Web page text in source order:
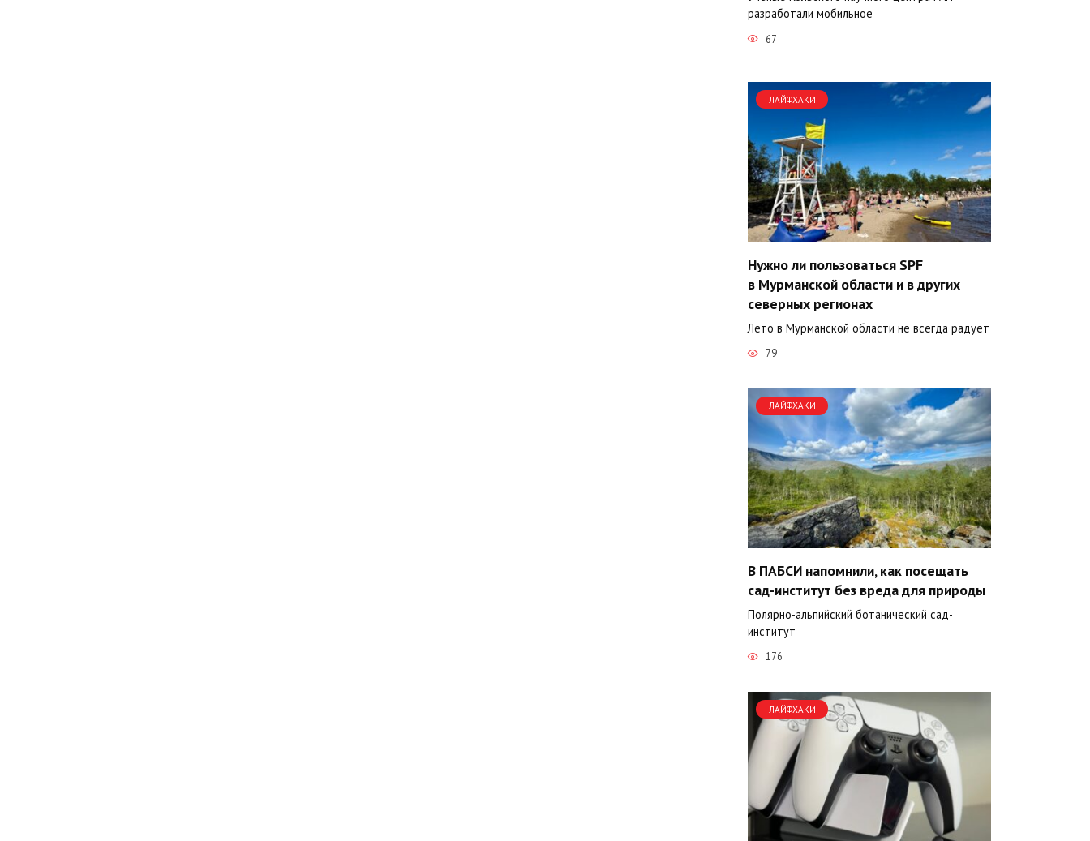
разработали мобильное
67
ЛАЙФХАКИ
Нужно ли пользоваться SPF
в Мурманской области и в других
северных регионах
Лето в Мурманской области не всегда радует
79
ЛАЙФХАКИ
В ПАБСИ напомнили, как посещать
сад-институт без вреда для природы
Полярно-альпийский ботанический сад-
институт
176
ЛАЙФХАКИ